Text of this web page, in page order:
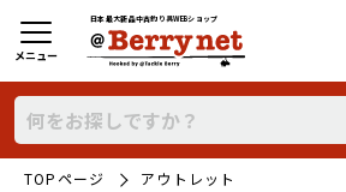
日本最大新品中古釣り具WEBショップ
メニュー
TOPページ アウトレット